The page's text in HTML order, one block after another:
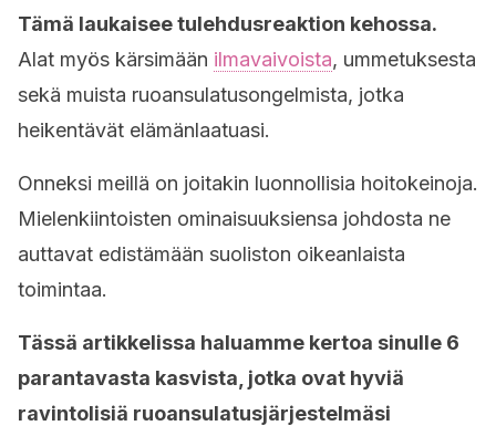
Tämä laukaisee tulehdusreaktion kehossa.
Alat myös kärsimään ilmavaivoista, ummetuksesta
sekä muista ruoansulatusongelmista, jotka
heikentävät elämänlaatuasi.
Onneksi meillä on joitakin luonnollisia hoitokeinoja.
Mielenkiintoisten ominaisuuksiensa johdosta ne
auttavat edistämään suoliston oikeanlaista
toimintaa.
Tässä artikkelissa haluamme kertoa sinulle 6
parantavasta kasvista, jotka ovat hyviä
ravintolisiä ruoansulatusjärjestelmäsi